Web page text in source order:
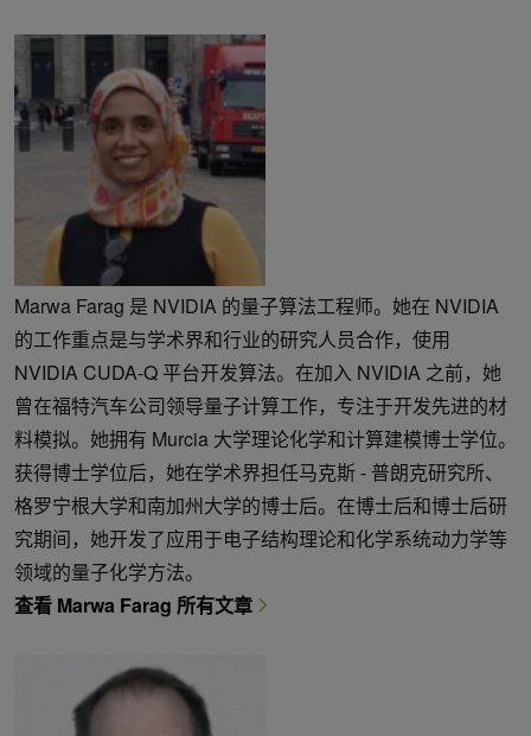
Marwa Farag 是 NVIDIA 的量子算法工程师。她在 NVIDIA
的工作重点是与学术界和行业的研究人员合作，使用
NVIDIA CUDA-Q 平台开发算法。在加入 NVIDIA 之前，她
曾在福特汽车公司领导量子计算工作，专注于开发先进的材
料模拟。她拥有 Murcia 大学理论化学和计算建模博士学位。
获得博士学位后，她在学术界担任马克斯 - 普朗克研究所、
格罗宁根大学和南加州大学的博士后。在博士后和博士后研
究期间，她开发了应用于电子结构理论和化学系统动力学等
领域的量子化学方法。
查看 Marwa Farag 所有文章